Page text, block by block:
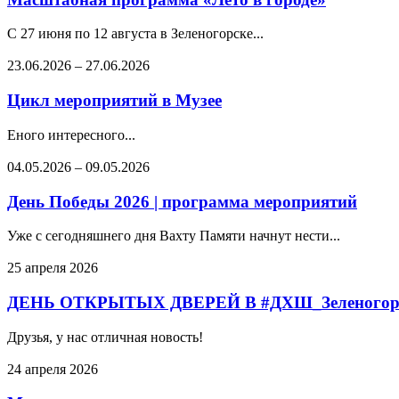
С 27 июня по 12 августа в Зеленогорске...
23.06.2026 – 27.06.2026
Цикл мероприятий в Музее
Еного интересного...
04.05.2026 – 09.05.2026
День Победы 2026 | программа мероприятий
Уже с сегодняшнего дня Вахту Памяти начнут нести...
25 апреля 2026
ДЕНЬ ОТКРЫТЫХ ДВЕРЕЙ В
Друзья, у нас отличная новость!
24 апреля 2026